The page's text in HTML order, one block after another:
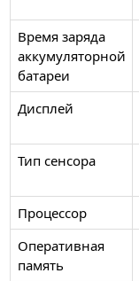
Время заряда
аккумуляторной
батареи
Дисплей
Тип сенсора
Процессор
Оперативная
память